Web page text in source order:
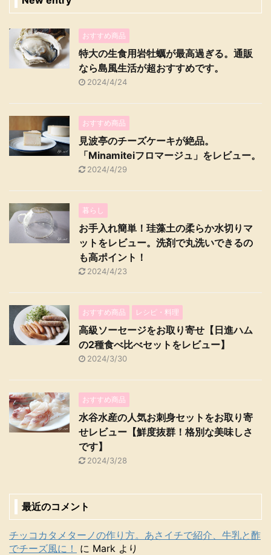
おすすめ商品
特大の生食用岩牡蠣が最高過ぎる。通販
なら島風生活が超おすすめです。
2024/4/24
おすすめ商品
見波亭のチーズケーキが絶品。
「Minamiteiフロマージュ」をレビュー。
2024/4/29
暮らし
お手入れ簡単！珪藻土の柔らか水切りマ
ットをレビュー。洗剤で丸洗いできるの
も高ポイント！
2024/4/23
おすすめ商品 レシピ・料理
高級ソーセージをお取り寄せ【日進ハム
の2種食べ比べセットをレビュー】
2024/3/30
おすすめ商品
水谷水産の人気お刺身セットをお取り寄
せレビュー【鮮度抜群！格別な美味しさ
です】
2024/3/28
最近のコメント
チッコカタメターノの作り方。あさイチで紹介、牛乳と酢
でチーズ風に！
に Mark より